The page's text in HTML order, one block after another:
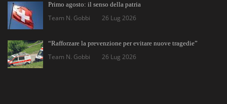
Primo agosto: il senso della patria
Team N. Gobbi 26 Lug 2026
“Rafforzare la prevenzione per evitare nuove tragedie”
Team N. Gobbi 26 Lug 2026